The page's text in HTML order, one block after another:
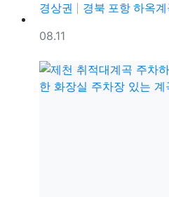
경상권
경북 포항 하옥계곡
등록일
08.11